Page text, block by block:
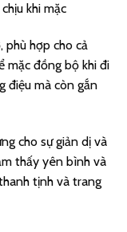
khi mặc
phù hợp cho cả
mặc đồng bộ khi đi
điệu mà còn gắn
cho sự giản dị và
thấy yên bình và
tịnh và trang